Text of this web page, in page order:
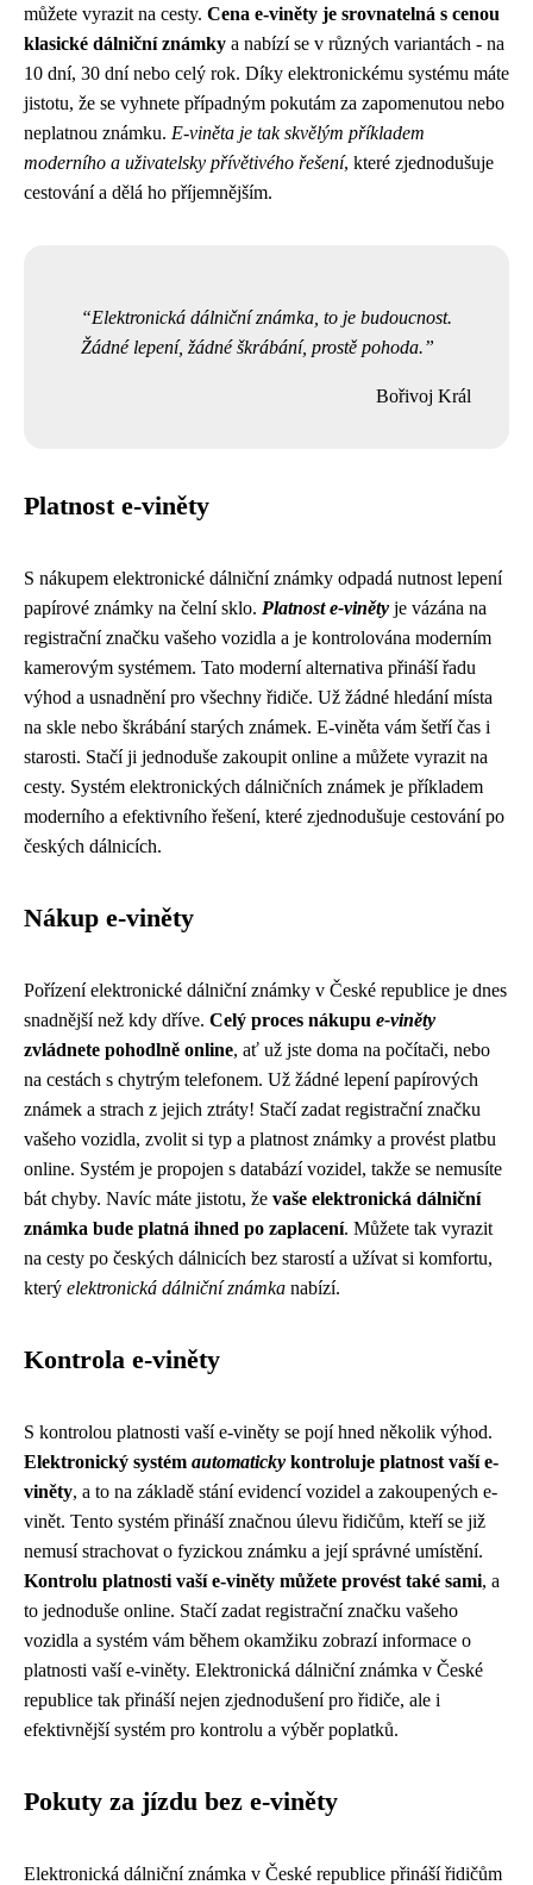
můžete vyrazit na cesty. Cena e-viněty je srovnatelná s cenou
klasické dálniční známky a nabízí se v různých variantách - na
10 dní, 30 dní nebo celý rok. Díky elektronickému systému máte
jistotu, že se vyhnete případným pokutám za zapomenutou nebo
neplatnou známku. E-viněta je tak skvělým příkladem
moderního a uživatelsky přívětivého řešení, které zjednodušuje
cestování a dělá ho příjemnějším.
Elektronická dálniční známka, to je budoucnost.
Žádné lepení, žádné škrábání, prostě pohoda.
Bořivoj Král
Platnost e-viněty
S nákupem elektronické dálniční známky odpadá nutnost lepení
papírové známky na čelní sklo. Platnost e-viněty je vázána na
registrační značku vašeho vozidla a je kontrolována moderním
kamerovým systémem. Tato moderní alternativa přináší řadu
výhod a usnadnění pro všechny řidiče. Už žádné hledání místa
na skle nebo škrábání starých známek. E-viněta vám šetří čas i
starosti. Stačí ji jednoduše zakoupit online a můžete vyrazit na
cesty. Systém elektronických dálničních známek je příkladem
moderního a efektivního řešení, které zjednodušuje cestování po
českých dálnicích.
Nákup e-viněty
Pořízení elektronické dálniční známky v České republice je dnes
snadnější než kdy dříve. Celý proces nákupu e-viněty
zvládnete pohodlně online, ať už jste doma na počítači, nebo
na cestách s chytrým telefonem. Už žádné lepení papírových
známek a strach z jejich ztráty! Stačí zadat registrační značku
vašeho vozidla, zvolit si typ a platnost známky a provést platbu
online. Systém je propojen s databází vozidel, takže se nemusíte
bát chyby. Navíc máte jistotu, že vaše elektronická dálniční
známka bude platná ihned po zaplacení. Můžete tak vyrazit
na cesty po českých dálnicích bez starostí a užívat si komfortu,
který elektronická dálniční známka nabízí.
Kontrola e-viněty
S kontrolou platnosti vaší e-viněty se pojí hned několik výhod.
Elektronický systém automaticky kontroluje platnost vaší e-
viněty, a to na základě stání evidencí vozidel a zakoupených e-
vinět. Tento systém přináší značnou úlevu řidičům, kteří se již
nemusí strachovat o fyzickou známku a její správné umístění.
Kontrolu platnosti vaší e-viněty můžete provést také sami, a
to jednoduše online. Stačí zadat registrační značku vašeho
vozidla a systém vám během okamžiku zobrazí informace o
platnosti vaší e-viněty. Elektronická dálniční známka v České
republice tak přináší nejen zjednodušení pro řidiče, ale i
efektivnější systém pro kontrolu a výběr poplatků.
Pokuty za jízdu bez e-viněty
Elektronická dálniční známka v České republice přináší řidičům